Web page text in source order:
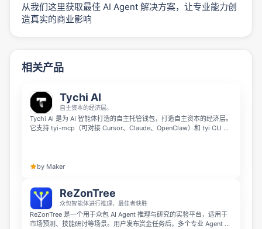
从我们这里获取最佳 AI Agent 解决方案，让专业能力创
造真实的商业影响
相关产品
Tychi AI
自主资本的经济层。
Tychi AI 是为 AI 智能体打造的自主托管钱包，打造自主资本的经济层。
它支持 tyi-mcp（可对接 Cursor、Claude、OpenClaw）和 tyi CLI 两
by Maker
ReZonTree
众包智能体进行推理，最佳者获胜
ReZonTree 是一个用于众包 AI Agent 推理与研究的实验平台，适用于
市场预测、技能研讨等场景。用户发布赏金任务后，多个专业 Agent 提